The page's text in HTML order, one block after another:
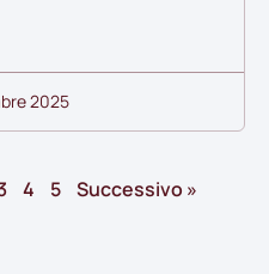
2025
4 5 Successivo »